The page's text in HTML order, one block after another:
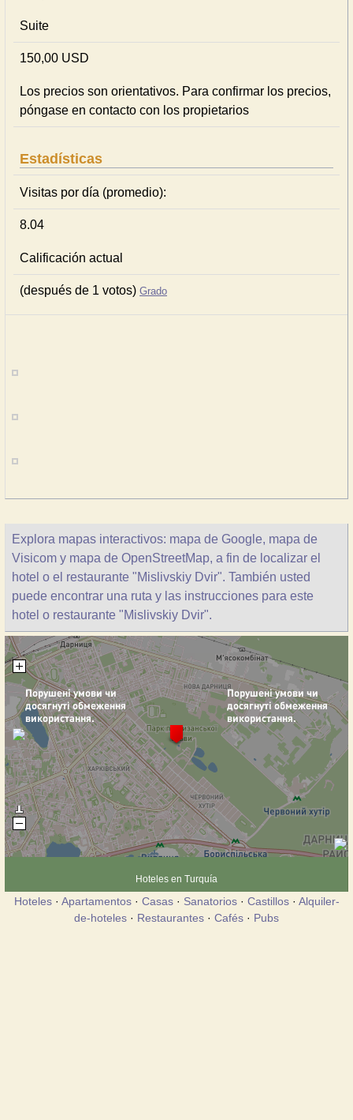
Suite
150,00 USD
Los precios son orientativos. Para confirmar los precios,
póngase en contacto con los propietarios
Estadísticas
Visitas por día (promedio):
8.04
Calificación actual
(después de 1 votos) Grado
Explora mapas interactivos: mapa de Google, mapa de
Visicom y mapa de OpenStreetMap, a fin de localizar el
hotel o el restaurante "Mislivskiy Dvir". También usted
puede encontrar una ruta y las instrucciones para este
hotel o restaurante "Mislivskiy Dvir".
Hoteles en Turquía
Hoteles· Apartamentos· Casas· Sanatorios· Castillos· Alquiler-
de-hoteles · Restaurantes · Cafés · Pubs